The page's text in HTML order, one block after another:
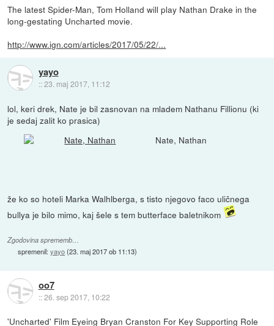
The latest Spider-Man, Tom Holland will play Nathan Drake in the
long-gestating Uncharted movie.
http://www.ign.com/articles/2017/05/22/...
yayo
::23. maj 2017, 11:12
lol, keri drek, Nate je bil zasnovan na mladem Nathanu Fillionu (ki
je sedaj zalit ko prasica)
Nate, Nathan
že ko so hoteli Marka Walhlberga, s tisto njegovo faco uličnega
bullya je bilo mimo, kaj šele s tem butterface baletnikom
Zgodovina sprememb…
spremenil:yayo(23. maj 2017 ob 11:13)
oo7
::26. sep 2017, 10:22
'Uncharted' Film Eyeing Bryan Cranston For Key Supporting Role